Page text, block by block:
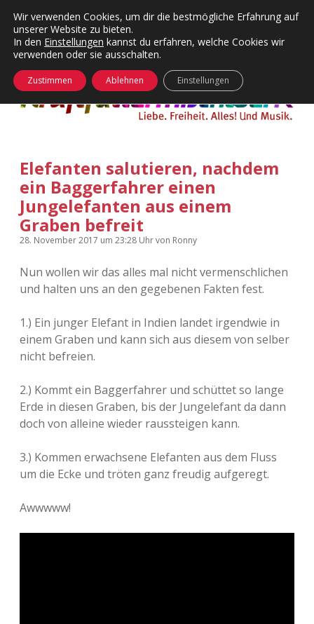
Kategorien
Menü
24 Hours Chilling
Die Wende
KFMW-Disco
kfmw.stuff
Kopfkinomusik
Nur mal so
Visuelles
KFMW-Disco
Dates
Contact
Adventskalender Dropdown-
Menü
Adventskalender 2010
Adventskalender 2011
Adventskalender 2013
Adventskalender 2015
Adventskalender 2017
facebook
instagram
rss soundcloud
vimeo
öffnen
Elefanten salutieren, nachdem
ein Baggerfahrer einen
Jungelefanten aus einem
Graben befreit
28. November 2017 um 23:28 Uhrvon Ronny
Nun wollen wir das alles mal nicht vermenschlichen
und halten uns an den gegebenen Fakten fest.
1.) Ein junger Elefant in Indien landet irgendwie in
einem Graben und kann sich aus diesem von selber
nicht befreien.
2.) Kommt ein Baggerfahrer und schüttet so lange
Erde in diesen Graben, bis der Jungelefant da dann
doch von alleine wieder raussteigen kann.
3.) Kommen erwachsene Elefanten aus dem Fluss
um die Ecke und tröten ganz freudig aufgeregt.
Awwwww!
Wir verwenden Cookies, um dir die bestmögliche Erfahrung auf
unserer Website zu bieten.
In den Einstellungen kannst du erfahren, welche Cookies wir
verwenden oder sie ausschalten.
Zustimmen Ablehnen Einstellungen